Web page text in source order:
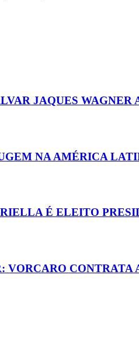
JAQUES WAGNER
NA AMÉRICA
É ELEITO
VORCARO